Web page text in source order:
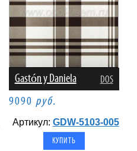
Gastón y Daniela DOS
9090 руб.
Артикул: GDW-5103-005